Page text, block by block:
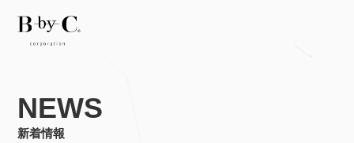
NEWS
新着情報